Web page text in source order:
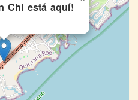
Chi está aquí!